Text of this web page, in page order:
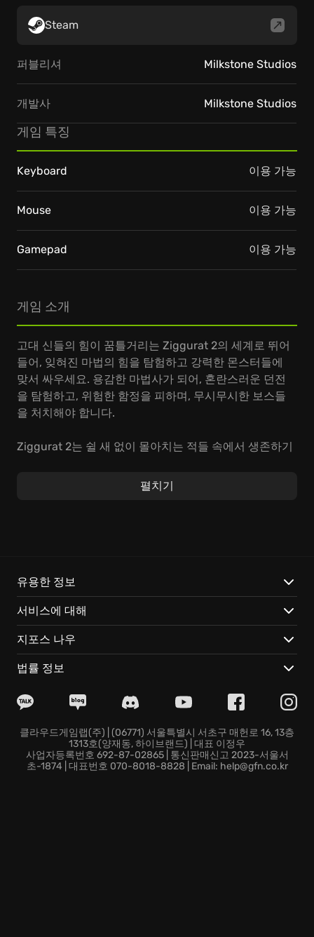
게임 소개
고대 신들의 힘이 꿈틀거리는 Ziggurat 2의 세계로 뛰어
들어, 잊혀진 마법의 힘을 탐험하고 강력한 몬스터들에
맞서 싸우세요. 용감한 마법사가 되어, 혼란스러운 던전
을 탐험하고, 위험한 함정을 피하며, 무시무시한 보스들
을 처치해야 합니다.
Ziggurat 2는 쉴 새 없이 몰아치는 적들 속에서 생존하기
합니다. 다채로운 무기와 강력한 주문을 조합하여 자신만
Ziggurat 2만의 특별한 재미:
강력한 마법:다채로운 주문과 스킬 조합으로 적을 제압
하세요.
개성 넘치는 영웅:
레이하세요.
을 만나세요.
로 향하는 여정에 동참하세요! 마법 액션으로 가득 찬 이
모험에서 당신의 한계를 시험해 보세요.
펼치기
Steam
퍼블리셔 Milkstone Studios
개발사 Milkstone Studios
게임 특징
Keyboard 이용 가능
Mouse 이용 가능
Gamepad 이용 가능
유용한 정보
서비스에 대해
지포스 나우
법률 정보
클라우드게임랩(주) | (06771) 서울특별시 서초구 매헌로 16, 13층
1313호(양재동, 하이브랜드) | 대표 이정우
사업자등록번호 692-87-02865 | 통신판매신고 2023-서울서
초-1874 | 대표번호 070-8018-8828 | Email: help@gfn.co.kr